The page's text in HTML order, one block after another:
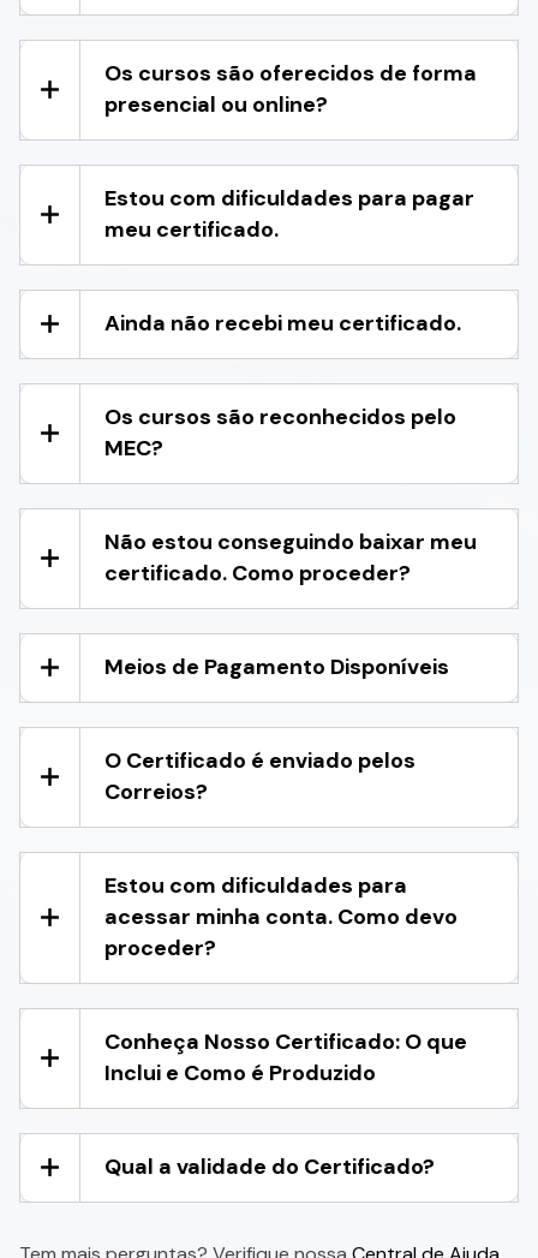
Os cursos são oferecidos de forma
presencial ou online?
Estou com dificuldades para pagar
meu certificado.
Ainda não recebi meu certificado.
Os cursos são reconhecidos pelo
MEC?
Não estou conseguindo baixar meu
certificado. Como proceder?
Meios de Pagamento Disponíveis
O Certificado é enviado pelos
Correios?
Estou com dificuldades para
acessar minha conta. Como devo
proceder?
Conheça Nosso Certificado: O que
Inclui e Como é Produzido
Qual a validade do Certificado?